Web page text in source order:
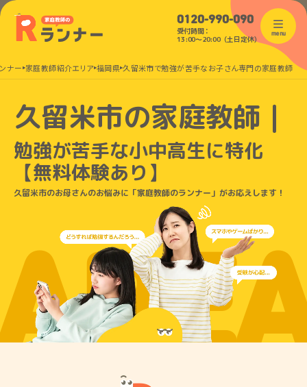
0120-990-090
受付時間：
13:00〜20:00（土日定休）
menu
ナー 家庭教師紹介エリア 福岡県 久留米市で勉強が苦手なお子さん専門の家庭教師
久留米市の家庭教師｜
勉強が苦手な小中高生に特化
【無料体験あり】
久留米市のお母さんのお悩みに「家庭教師のランナー」がお応えします！